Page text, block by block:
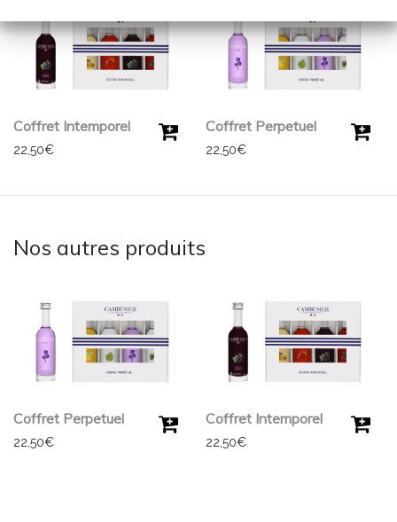
Coffret Intemporel
22,50€
Coffret Perpetuel
22,50€
Nos autres produits
Coffret Perpetuel
22,50€
Coffret Intemporel
22,50€